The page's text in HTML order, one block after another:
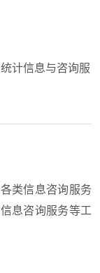
计信息与咨询服
类信息咨询服务
息咨询服务等工